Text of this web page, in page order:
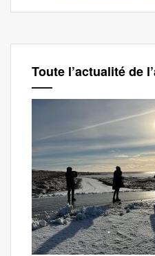
Toute l’actualité de